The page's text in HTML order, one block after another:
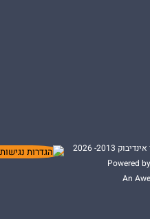
2013- 2026
Powered
An